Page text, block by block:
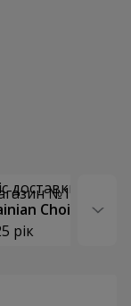
доставки квітів
Choice»
рік